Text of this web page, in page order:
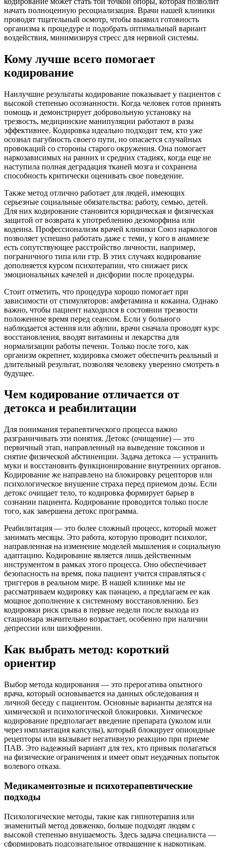
начать полноценную ресоциализация. Врачи нашей клиники
проводят тщательный осмотр, чтобы выявил готовность
организма к процедуре и подобрать оптимальный вариант
воздействия, минимизируя стресс для нервной системы.
Кому лучше всего помогает
кодирование
Наилучшие результаты кодирование показывает у пациентов с
высокой степенью осознанности. Когда человек готов принять
помощь и демонстрирует добровольную установку на
трезвость, медицинские манипуляции работают в разы
эффективнее. Кодировка идеально подходит тем, кто уже
осознал пагубность своего пути, но опасается случайных
провокаций со стороны старого окружения. Она помогает
наркозависимых на ранних и средних стадиях, когда еще не
наступила полная деградация тканей мозга и сохранена
способность критически оценивать свое поведение.
Также метод отлично работает для людей, имеющих
серьезные социальные обязательства: работу, семью, детей.
Для них кодирование становится юридическая и физическая
защитой от возврата к употреблению дезоморфина или
кодеина. Профессионализм врачей клиники Союз наркологов
позволяет успешно работать даже с теми, у кого в анамнезе
есть сопутствующее расстройство личности, например,
пограничного типа или гтр. В этих случаях кодирование
дополняется курсом психотерапии, что снижает риск
эмоциональных качелей и дисфории после процедуры.
Стоит отметить, что процедура хорошо помогает при
зависимости от стимуляторов: амфетамина и кокаина. Однако
важно, чтобы пациент находился в состоянии трезвости
положенное время перед сеансом. Если у больного
наблюдается астения или абулии, врачи сначала проводят курс
восстановления, вводят витамины и лекарства для
нормализации работы печени. Только после того, как
организм окрепнет, кодировка сможет обеспечить реальный и
длительный результат, позволяя человеку уверенно смотреть в
будущее.
Чем кодирование отличается от
детокса и реабилитации
Для понимания терапевтического процесса важно
разграничивать эти понятия. Детокс (очищение) — это
первичный этап, направленный на выведение токсинов и
снятие физической абстиненции. Задача детокса — устранить
муки и восстановить функционирование внутренних органов.
Кодирование же направлено на блокировку рецепторов или
психологическое внушение страха перед приемом дозы. Если
детокс очищает тело, то кодировка формирует барьер в
сознании пациента. Кодирование проводится только после
того, как завершена детокс программа.
Реабилитация — это более сложный процесс, который может
занимать месяцы. Это работа, которую проводит психолог,
направленная на изменение моделей мышления и социальную
адаптацию. Кодирование является лишь действенным
инструментом в рамках этого процесса. Оно обеспечивает
безопасность на время, пока пациент учится справляться с
триггеров в реальном мире. В нашей клинике мы не
рассматриваем кодировку как панацею, а предлагаем ее как
мощное дополнение к системному восстановлению. Без
кодировки риск срыва в первые недели после выхода из
стационара значительно возрастает, особенно при наличии
депрессии или шизофрении.
Как выбрать метод: короткий
ориентир
Выбор метода кодирования — это прерогатива опытного
врача, который основывается на данных обследования и
личной беседу с пациентом. Основные варианты делятся на
химической и психологической блокировки. Химическое
кодирование предполагает введение препарата (уколом или
через имплантация капсулы), который блокирует опиоидные
рецепторы или вызывает негативную реакцию при приеме
ПАВ. Это надежный вариант для тех, кто привык полагаться
на физические ограничения и имеет опыт неудачных попыток
волевого отказа.
Медикаментозные и психотерапевтические
подходы
Психологические методы, такие как гипнотерапия или
знаменитый метод довженко, больше подходят людям с
высокой степенью внушаемость. Здесь задача специалиста —
сформировать подсознательное отвращение к наркотикам.